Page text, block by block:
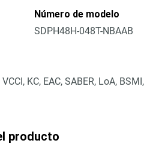
Número de modelo
SDPH48H-048T-NBAAB
KC, EAC, SABER, LoA, BSMI,
producto